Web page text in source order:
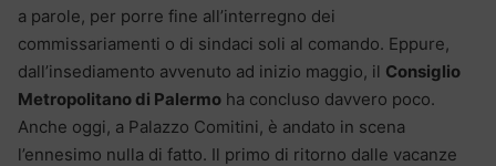
a parole, per porre fine all’interregno dei
commissariamenti o di sindaci soli al comando. Eppure,
dall’insediamento avvenuto ad inizio maggio, il Consiglio
Metropolitano di Palermo ha concluso davvero poco.
Anche oggi, a Palazzo Comitini, è andato in scena
l’ennesimo nulla di fatto. Il primo di ritorno dalle vacanze